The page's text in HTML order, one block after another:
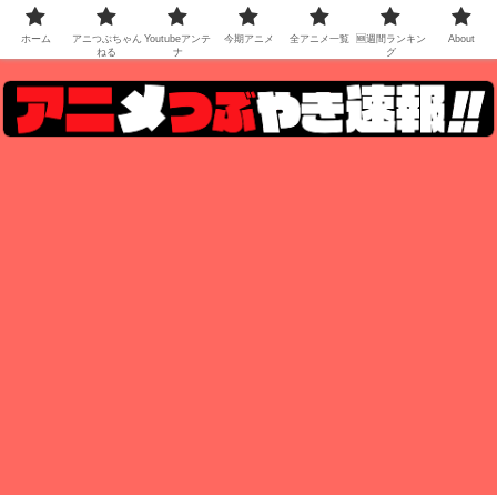
ホーム
アニつぶちゃん
ねる
Youtubeアンテ
ナ
今期アニメ 全アニメ一覧
🆕週間ランキン
グ
About